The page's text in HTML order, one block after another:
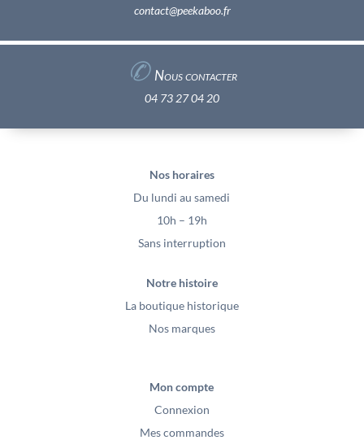
contact@peekaboo.fr
✆ Nous contacter
04 73 27 04 20
Nos horaires
Du lundi au samedi
10h – 19h
Sans interruption
Notre histoire
La boutique historique
Nos marques
Mon compte
Connexion
Mes commandes